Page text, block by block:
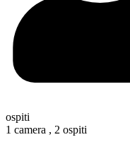
ospiti
1 camera , 2 ospiti